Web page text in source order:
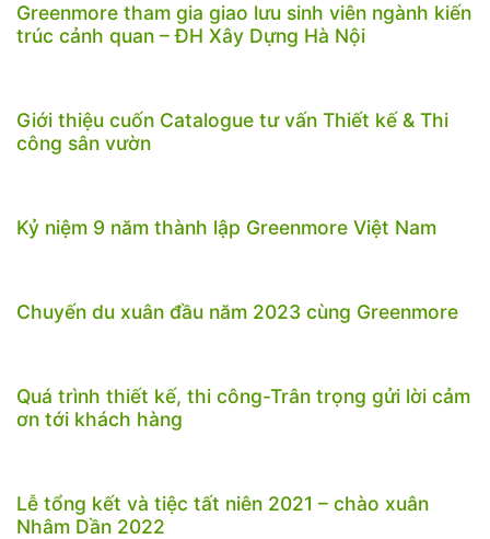
Greenmore tham gia giao lưu sinh viên ngành kiến
trúc cảnh quan – ĐH Xây Dựng Hà Nội
Giới thiệu cuốn Catalogue tư vấn Thiết kế & Thi
công sân vườn
Kỷ niệm 9 năm thành lập Greenmore Việt Nam
Chuyến du xuân đầu năm 2023 cùng Greenmore
Quá trình thiết kế, thi công-Trân trọng gửi lời cảm
ơn tới khách hàng
Lễ tổng kết và tiệc tất niên 2021 – chào xuân
Nhâm Dần 2022